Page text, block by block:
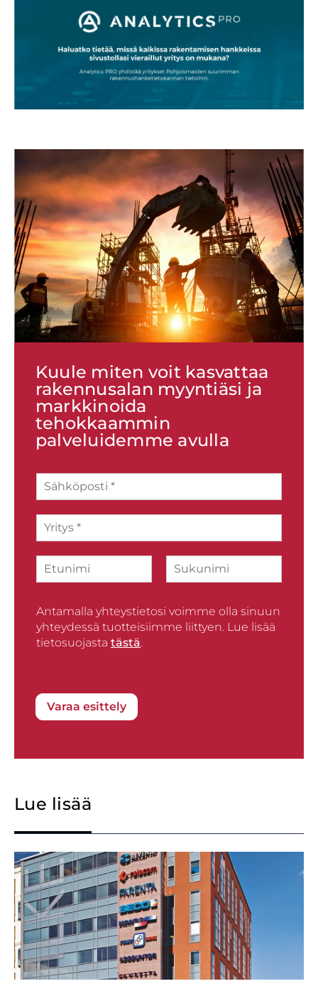
Kuule miten voit kasvattaa
rakennusalan myyntiäsi ja
markkinoida
tehokkaammin
palveluidemme avulla
s
*
*
r
t
s
Antamalla yhteystietosi voimme olla sinuun
yhteydessä tuotteisiimme liittyen. Lue lisää
tietosuojasta tästä.
Varaa esittely
Lue lisää